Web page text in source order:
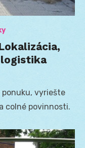
vyriešte
colné povinnosti.